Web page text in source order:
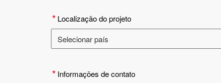
* Localização do projeto
Selecionar país
* Informações de contato